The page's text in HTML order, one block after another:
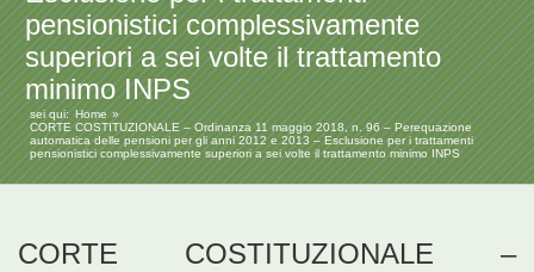
pensionistici complessivamente
superiori a sei volte il trattamento
minimo INPS
sei qui: Home
CORTE COSTITUZIONALE – Ordinanza 11 maggio 2018, n. 96 – Perequazione
automatica delle pensioni per gli anni 2012 e 2013 – Esclusione per i trattamenti
pensionistici complessivamente superiori a sei volte il trattamento minimo INPS
CORTE COSTITUZIONALE –